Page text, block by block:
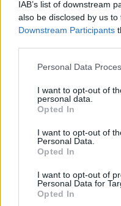
IAB’s list of downstream
also be disclosed by us
Downstream Participants
Personal Data
I want to opt-out of
personal data.
Opted In
I want to opt-out of
Personal Data.
Opted In
I want to opt-out of
Personal Data for
Opted In
08:22
Φωτιά σε
ΟΦΗ: Αυτός πρέπει να
08:08
Πυρά σε λύκειο στην
08:06
«Τριλογία»
07:59